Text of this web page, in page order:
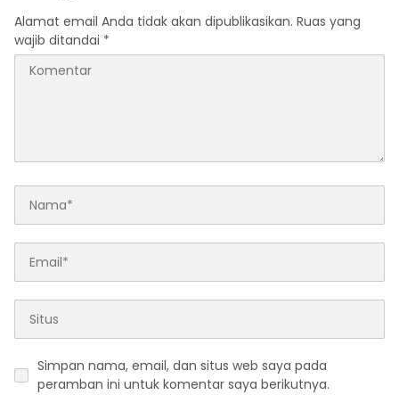
Alamat email Anda tidak akan dipublikasikan. Ruas yang
wajib ditandai *
Simpan nama, email, dan situs web saya pada
peramban ini untuk komentar saya berikutnya.